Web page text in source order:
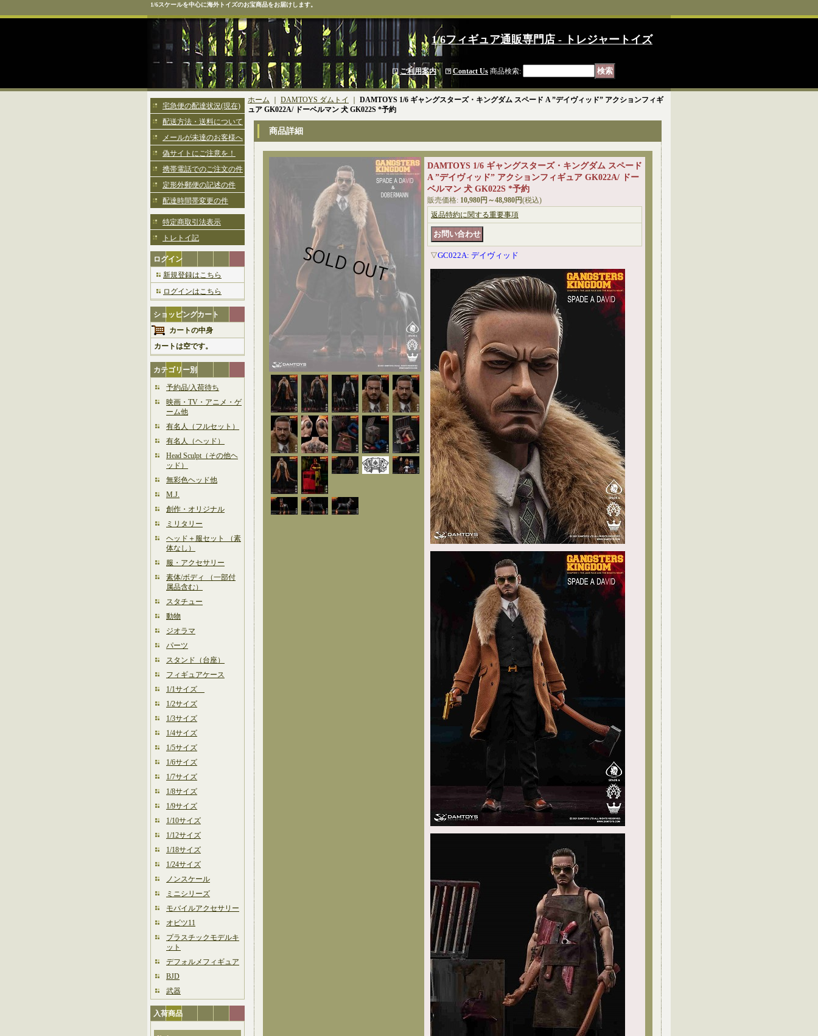
1/6スケールを中心に海外トイズのお宝商品をお届けします。
1/6フィギュア通販専門店 - トレジャートイズ
ご利用案内｜ Contact Us 商品検索:
宅急便の配達状況(現在)
配送方法・送料について
メールが未達のお客様へ
偽サイトにご注意を！
携帯電話でのご注文の件
定形外郵便の記述の件
配達時間帯変更の件
特定商取引法表示
トレトイ記
ログイン
新規登録はこちら
ログインはこちら
ショッピングカート
カートの中身
カートは空です。
カテゴリー別
予約品/入荷待ち
映画・TV・アニメ・ゲ
ーム他
有名人（フルセット）
有名人（ヘッド）
Head Sculpt（その他ヘ
ッド）
無彩色ヘッド他
M.J.
創作・オリジナル
ミリタリー
ヘッド＋服セット （素
体なし）
服・アクセサリー
素体/ボディ （一部付
属品含む）
スタチュー
動物
ジオラマ
パーツ
スタンド（台座）
フィギュアケース
1/1サイズ
1/2サイズ
1/3サイズ
1/4サイズ
1/5サイズ
1/6サイズ
1/7サイズ
1/8サイズ
1/9サイズ
1/10サイズ
1/12サイズ
1/18サイズ
1/24サイズ
ノンスケール
ミニシリーズ
モバイルアクセサリー
オビツ11
プラスチックモデルキ
ット
デフォルメフィギュア
BJD
武器
入荷商品
ホーム DAMTOYS ダムトイ
DAMTOYS 1/6 ギャングスターズ・キングダム スペード A ”デイヴィッド” アクションフィギ
ュア GK022A/ ドーベルマン 犬 GK022S *予約
商品詳細
DAMTOYS 1/6 ギャングスターズ・キングダム スペード
A ”デイヴィッド” アクションフィギュア GK022A/ ドー
ベルマン 犬 GK022S *予約
販売価格: 10,980円～48,980円(税込)
返品特約に関する重要事項
▽GC022A: デイヴィッド